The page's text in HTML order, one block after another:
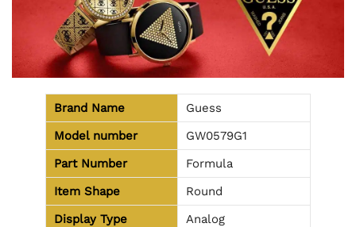
Brand Name
Guess
Model number
GW0579G1
Part Number
Formula
Item Shape
Round
Display Type
Analog